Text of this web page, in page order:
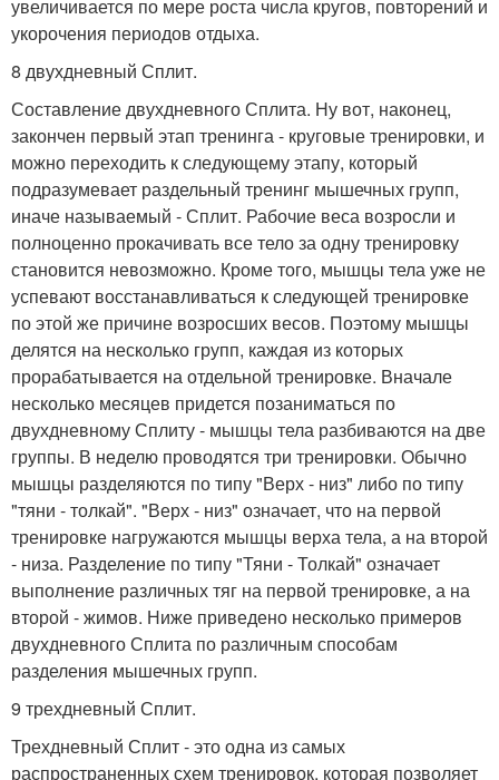
увеличивается по мере роста числа кругов, повторений и
укорочения периодов отдыха.
8 двухдневный Сплит.
Составление двухдневного Сплита. Ну вот, наконец,
закончен первый этап тренинга - круговые тренировки, и
можно переходить к следующему этапу, который
подразумевает раздельный тренинг мышечных групп,
иначе называемый - Сплит. Рабочие веса возросли и
полноценно прокачивать все тело за одну тренировку
становится невозможно. Кроме того, мышцы тела уже не
успевают восстанавливаться к следующей тренировке
по этой же причине возросших весов. Поэтому мышцы
делятся на несколько групп, каждая из которых
прорабатывается на отдельной тренировке. Вначале
несколько месяцев придется позаниматься по
двухдневному Сплиту - мышцы тела разбиваются на две
группы. В неделю проводятся три тренировки. Обычно
мышцы разделяются по типу "Верх - низ" либо по типу
"тяни - толкай". "Верх - низ" означает, что на первой
тренировке нагружаются мышцы верха тела, а на второй
- низа. Разделение по типу "Тяни - Толкай" означает
выполнение различных тяг на первой тренировке, а на
второй - жимов. Ниже приведено несколько примеров
двухдневного Сплита по различным способам
разделения мышечных групп.
9 трехдневный Сплит.
Трехдневный Сплит - это одна из самых
распространенных схем тренировок, которая позволяет